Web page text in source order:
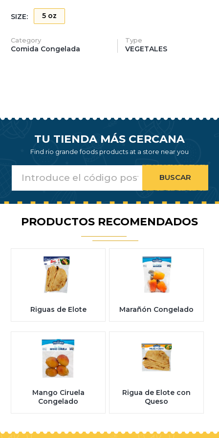
SIZE: 5 oz
Category
Comida Congelada
Type
VEGETALES
TU TIENDA MÁS CERCANA
Find rio grande foods products at a store near you
PRODUCTOS RECOMENDADOS
Riguas de Elote Marañón Congelado
Mango Ciruela
Congelado
Rigua de Elote con
Queso